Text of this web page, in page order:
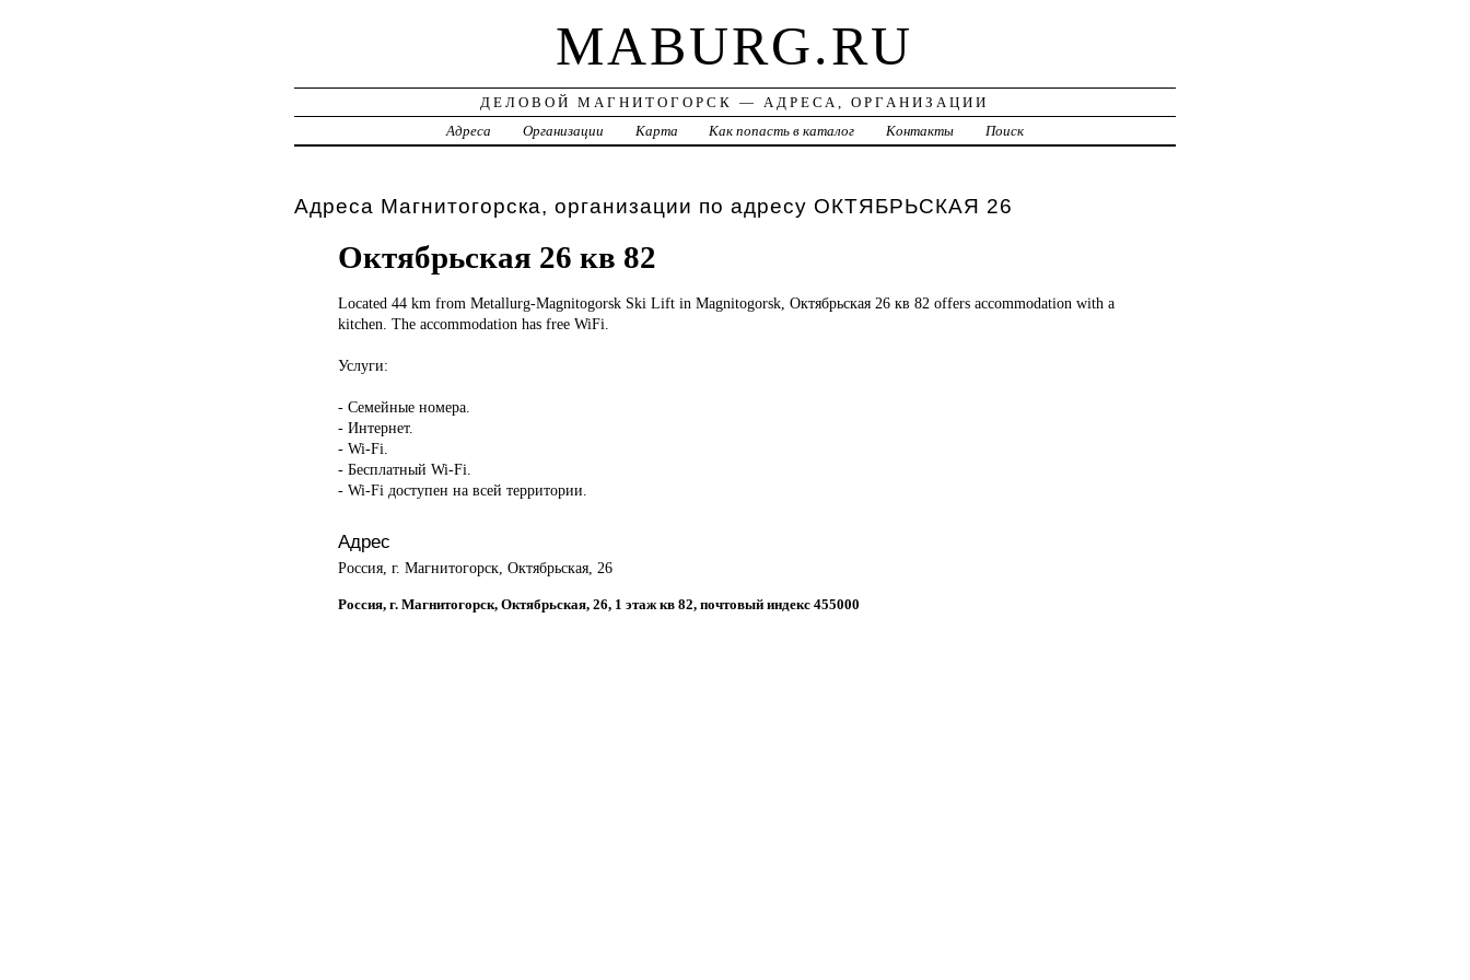
MABURG.RU
ДЕЛОВОЙ МАГНИТОГОРСК — АДРЕСА, ОРГАНИЗАЦИИ
Адреса
Организации Карта Как попасть в каталог Контакты Поиск
Адреса Магнитогорска, организации по адресу ОКТЯБРЬСКАЯ 26
Октябрьская 26 кв 82
Located 44 km from Metallurg-Magnitogorsk Ski Lift in Magnitogorsk, Октябрьская 26 кв 82 offers accommodation with a
kitchen. The accommodation has free WiFi.
Услуги:
- Семейные номера.
- Интернет.
- Wi-Fi.
- Бесплатный Wi-Fi.
- Wi-Fi доступен на всей территории.
Адрес
Россия, г. Магнитогорск, Октябрьская, 26
Россия, г. Магнитогорск, Октябрьская, 26, 1 этаж кв 82, почтовый индекс 455000